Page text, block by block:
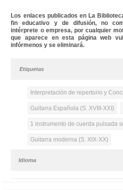
Los enlaces publicados en La
fin educativo y de difusión, no
intérprete o empresa, por cualquier
que aparece en esta página web
infórmenos y se eliminará.
Etiquetas
Interpretación de repertorio y
Guitarra Española (S. XVIII-XXI)
1 instrumento de cuerda pulsada
Guitarra moderna (S. XIX-XX)
Idioma